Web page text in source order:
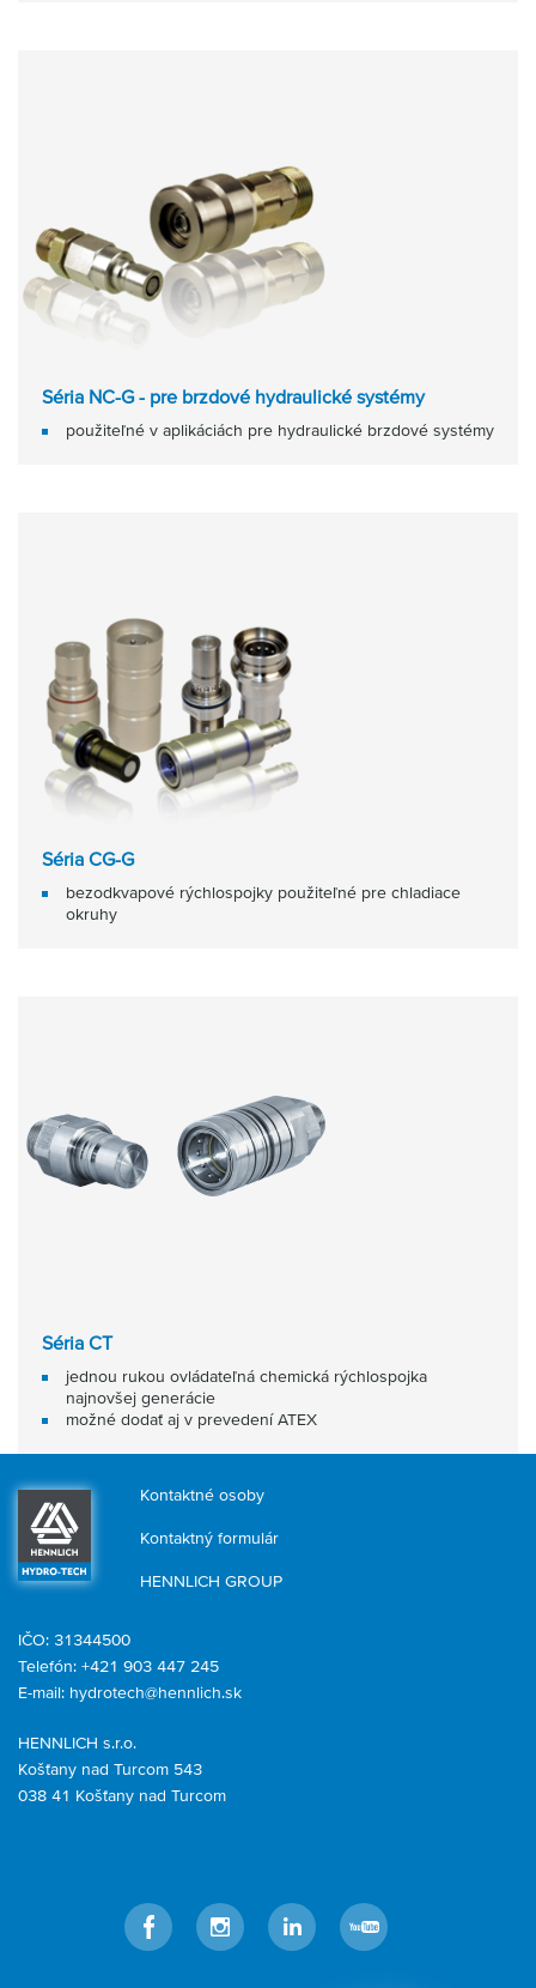
Séria NC-G - pre brzdové hydraulické systémy
použiteľné v aplikáciách pre hydraulické brzdové systémy
Séria CG-G
bezodkvapové rýchlospojky použiteľné pre chladiace
okruhy
Séria CT
jednou rukou ovládateľná chemická rýchlospojka
najnovšej generácie
možné dodať aj v prevedení ATEX
Kontaktné osoby
Kontaktný formulár
HENNLICH GROUP
HENNLICH s.r.o.
Košťany nad Turcom 543
038 41 Košťany nad Turcom
IČO: 31344500
Telefón: +421 903 447 245
E-mail: hydrotech@hennlich.sk
FacebookInstagramLinkedIn YouTube